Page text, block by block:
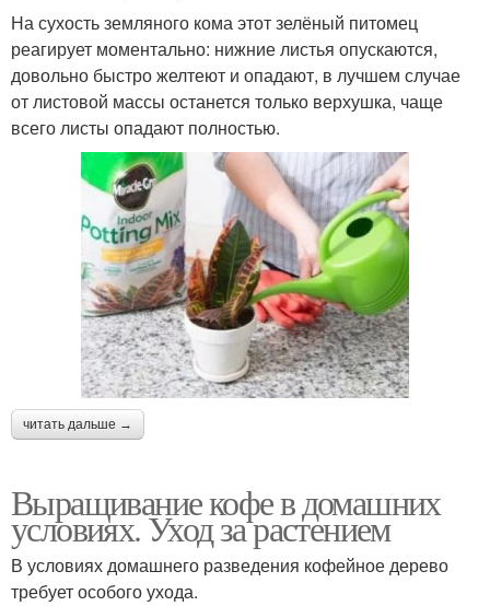
На сухость земляного кома этот зелёный питомец
реагирует моментально: нижние листья опускаются,
довольно быстро желтеют и опадают, в лучшем случае
от листовой массы останется только верхушка, чаще
всего листы опадают полностью.
читать дальше →
Выращивание кофе в домашних
условиях. Уход за растением
В условиях домашнего разведения кофейное дерево
требует особого ухода.